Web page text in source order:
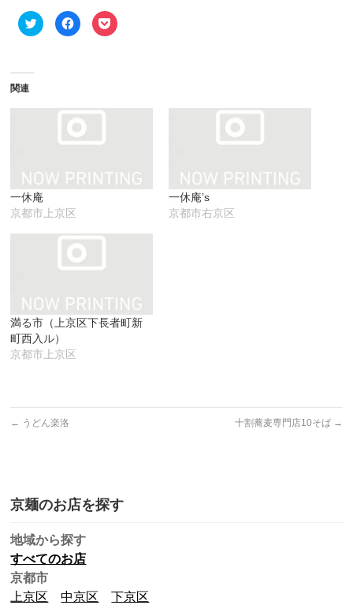
ク
リ
有
ウ
で
開
き
ま
Facebook
で
リ
ッ
ク
し
て
さ
い
(新
い
ウ
ン
ド
ウ
で
ま
す)
ク
リ
ェ
ン
ウ
関連
一休庵
京都市上京区
一休庵’s
京都市右京区
満る市（上京区下長者町新
町西入ル）
京都市上京区
← うどん楽洛 十割蕎麦専門店10そば →
京麺のお店を探す
地域から探す
すべてのお店
京都市
上京区
中京区
下京区